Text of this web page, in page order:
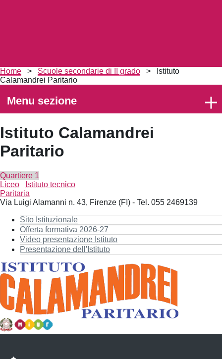
Briciole
di
Home > Scuole secondarie di II grado >
Istituto
Calamandrei Paritario
6-
16
anni
Menu sezione
Istituto Calamandrei
Paritario
Quartiere 1
Liceo
Istituto tecnico
Paritaria
Via Luigi Alamanni n. 43, Firenze (FI) - Tel. 055 2469139
Sito Istituzionale
Offerta formativa 2026-27
Video presentazione Istituto
Presentazione dell'Istituto